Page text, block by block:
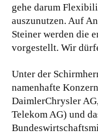
gehe darum
auszunutzen. Auf
Steiner werden die
vorgestellt. Wir
Unter der
namenhafte
DaimlerChrysler
Telekom AG) und